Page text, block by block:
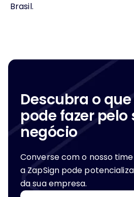
Brasil.
Descubra o
pode fazer pelo
negócio
Converse com o nosso
a ZapSign pode
da sua empresa.